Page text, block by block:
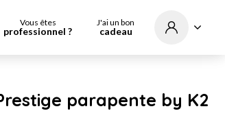
Vous êtes
professionnel ?
J'ai un bon
cadeau
parapente by K2